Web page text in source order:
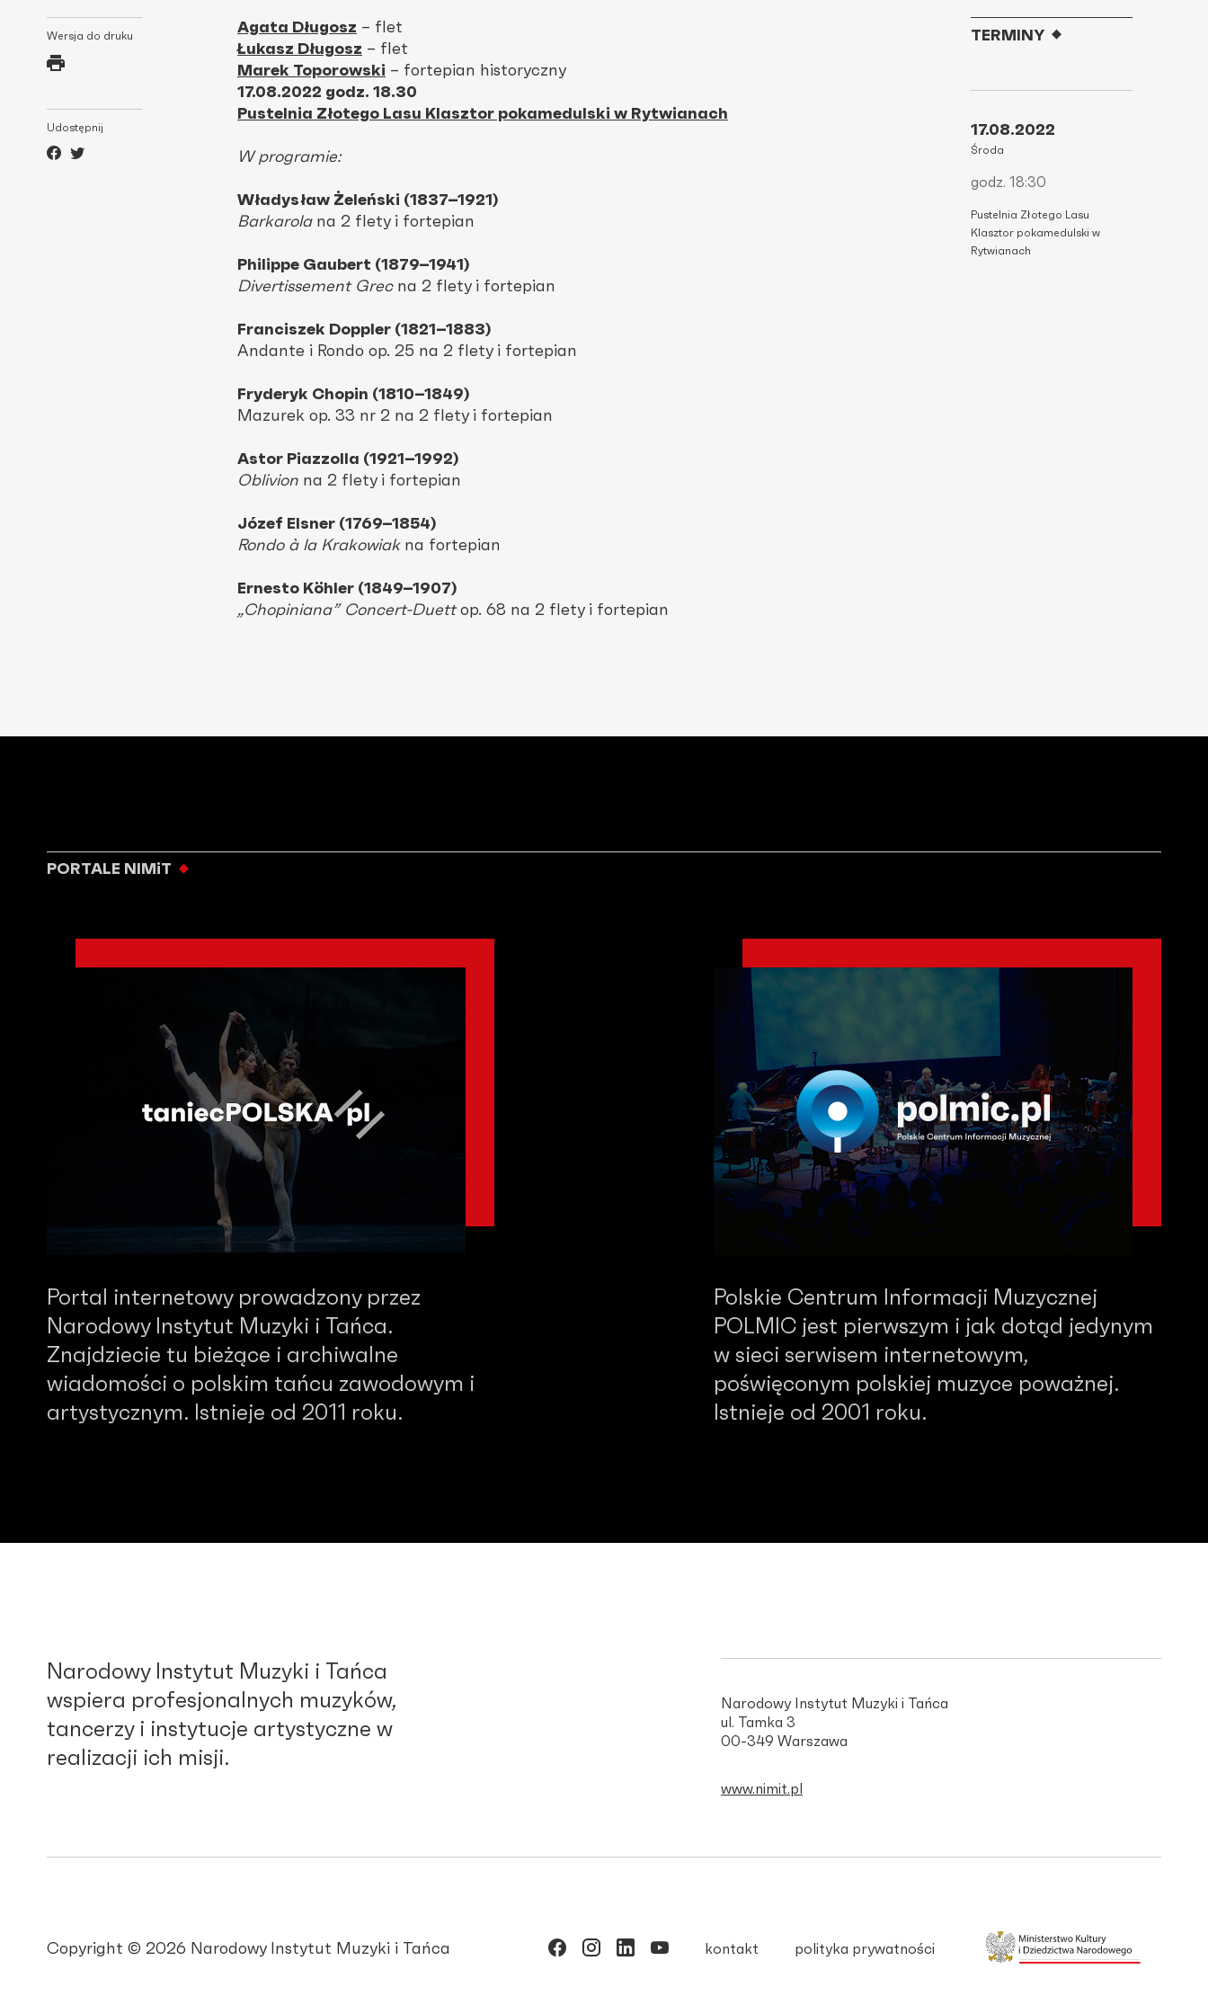
Wersja do druku
Udostępnij
Agata Długosz – flet
Łukasz Długosz – flet
Marek Toporowski – fortepian historyczny
17.08.2022 godz. 18.30
Pustelnia Złotego Lasu Klasztor pokamedulski w Rytwianach
W programie:
Władysław Żeleński (1837–1921)
Barkarolana 2 flety i fortepian
Philippe Gaubert (1879–1941)
Divertissement Grecna 2 flety i fortepian
Franciszek Doppler (1821–1883)
Andante i Rondo op. 25 na 2 flety i fortepian
Fryderyk Chopin (1810–1849)
Mazurek op. 33 nr 2 na 2 flety i fortepian
Astor Piazzolla (1921–1992)
Oblivion na 2 flety i fortepian
Józef Elsner (1769–1854)
Rondo à la Krakowiakna fortepian
Ernesto Köhler (1849–1907)
„Chopiniana” Concert-Duettop. 68 na 2 flety i fortepian
TERMINY
17.08.2022
Środa
godz. 18:30
Pustelnia Złotego Lasu
Klasztor pokamedulski w
Rytwianach
PORTALE NIMiT
Portal internetowy prowadzony przez
Narodowy Instytut Muzyki i Tańca.
Znajdziecie tu bieżące i archiwalne
wiadomości o polskim tańcu zawodowym i
artystycznym. Istnieje od 2011 roku.
Polskie Centrum Informacji Muzycznej
POLMIC jest pierwszym i jak dotąd jedynym
w sieci serwisem internetowym,
poświęconym polskiej muzyce poważnej.
Istnieje od 2001 roku.
Narodowy Instytut Muzyki i Tańca
wspiera profesjonalnych muzyków,
tancerzy i instytucje artystyczne w
realizacji ich misji.
Narodowy Instytut Muzyki i Tańca
ul. Tamka 3
00-349 Warszawa
www.nimit.pl
Copyright © 2026 Narodowy Instytut Muzyki i Tańca kontakt polityka prywatności